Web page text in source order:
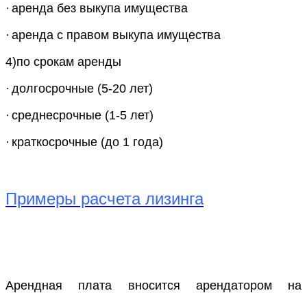
· аренда без выкупа имущества
· аренда с правом выкупа имущества
4)по срокам аренды
· долгосрочные (5-20 лет)
· среднесрочные (1-5 лет)
· краткосрочные (до 1 года)
Примеры расчета лизинга
Арендная плата вносится арендатором на